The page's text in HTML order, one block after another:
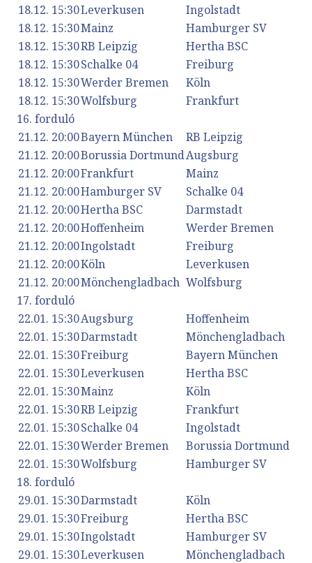
18.12. 15:30Leverkusen
Ingolstadt
18.12. 15:30Mainz
Hamburger SV
18.12. 15:30RB Leipzig
Hertha BSC
18.12. 15:30Schalke 04
Freiburg
18.12. 15:30Werder Bremen
Köln
18.12. 15:30Wolfsburg
Frankfurt
16. forduló
21.12. 20:00Bayern München
RB Leipzig
21.12. 20:00Borussia DortmundAugsburg
21.12. 20:00Frankfurt
Mainz
21.12. 20:00Hamburger SV
Schalke 04
21.12. 20:00Hertha BSC
Darmstadt
21.12. 20:00Hoffenheim
Werder Bremen
21.12. 20:00Ingolstadt
Freiburg
21.12. 20:00Köln
Leverkusen
21.12. 20:00Mönchengladbach Wolfsburg
17. forduló
22.01. 15:30Augsburg
Hoffenheim
22.01. 15:30Darmstadt
Mönchengladbach
22.01. 15:30Freiburg
Bayern München
22.01. 15:30Leverkusen
Hertha BSC
22.01. 15:30Mainz
Köln
22.01. 15:30RB Leipzig
Frankfurt
22.01. 15:30Schalke 04
Ingolstadt
22.01. 15:30Werder Bremen
Borussia Dortmund
22.01. 15:30Wolfsburg
Hamburger SV
18. forduló
29.01. 15:30Darmstadt
Köln
29.01. 15:30Freiburg
Hertha BSC
29.01. 15:30Ingolstadt
Hamburger SV
29.01. 15:30Leverkusen Mönchengladbach